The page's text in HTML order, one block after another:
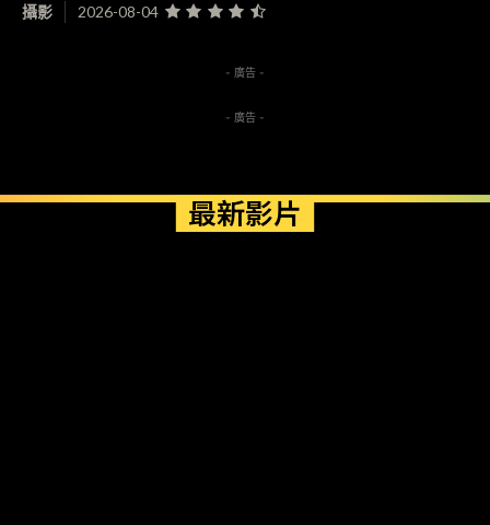
攝影 2026-08-04
- 廣告 -
- 廣告 -
最新影片